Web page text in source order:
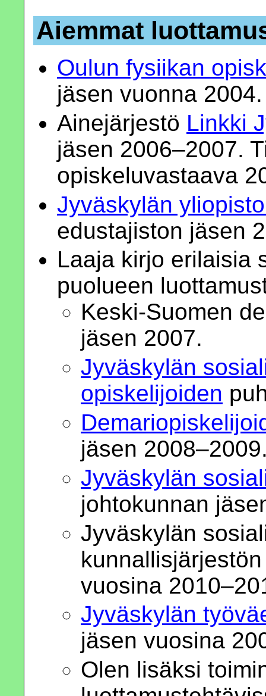
Aiemmat
Oulun fysiikan
jäsen vuonna 2004.
Ainejärjestö Linkki
jäsen 2006–2007.
opiskeluvastaava
Jyväskylän
edustajiston jäsen
Laaja kirjo erilaisia
puolueen
Keski-Suomen
jäsen 2007.
Jyväskylän
opiskelijoiden
jäsen
Jyväskylän
johtokunnan
Jyväskylän
vuosina
Jyväskylän
jäsen vuosina
Olen lisäksi